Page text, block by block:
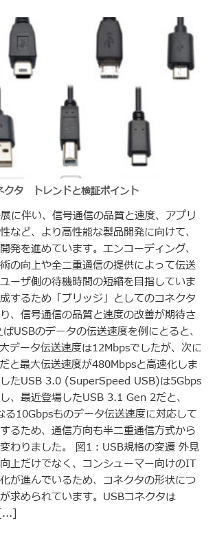
クタ トレンドと検証ポイント
に伴い、信号通信の品質と速度、アプリ
など、より高性能な製品開発に向けて、
発を進めています。エンコーディング、
の向上や全二重通信の提供によって伝送
ーザ側の待機時間の短縮を目指していま
するため「ブリッジ」としてのコネクタ
、信号通信の品質と速度の改善が期待さ
USBのデータの伝送速度を例にとると、
データ伝送速度は12Mbpsでしたが、次に
と最大伝送速度が480Mbpsと高速化しま
たUSB 3.0 (SuperSpeed USB)は5Gbps
、最近登場したUSB 3.1 Gen 2だと、
10Gbpsものデータ伝送速度に対応して
るため、通信方向も半二重通信方式から
わりました。 図1：USB規格の変遷 外見
上だけでなく、コンシューマー向けのIT
が進んでいるため、コネクタの形状につ
求められています。USBコネクタは